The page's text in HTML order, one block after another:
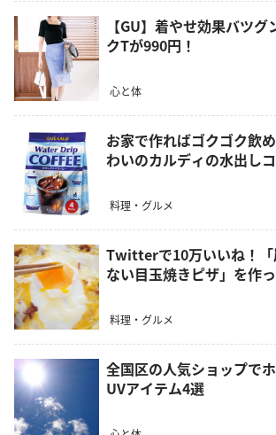
【GU】着やせ効果バツ
クTが990円！
心と体
お家で作ればゴクゴク飲
わいのカルディの水出し
料理・グルメ
Twitterで10万いいね！「
ない目玉焼きピザ」を作
料理・グルメ
全国区の人気ショップで
UVアイテム4選